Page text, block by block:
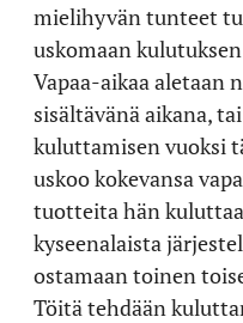
mielihyvän tunteet
uskomaan
Vapaa-aikaa aletaan
sisältävänä aikana,
kuluttamisen vuoksi
uskoo kokevansa
tuotteita hän
kyseenalaista
ostamaan toinen
Töitä tehdään